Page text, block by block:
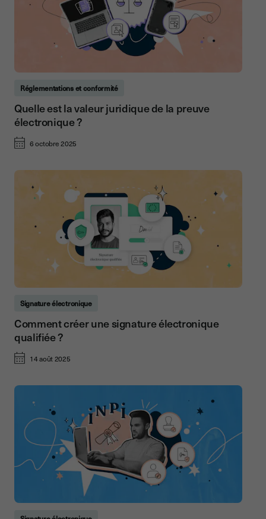
Réglementations et conformité
Quelle est la valeur juridique de la preuve
électronique ?
6 octobre 2025
Signature électronique
Comment créer une signature électronique
qualifiée ?
14 août 2025